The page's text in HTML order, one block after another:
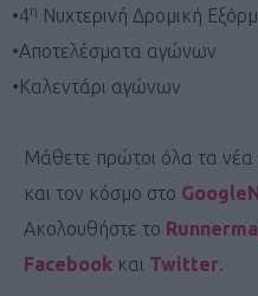
•4η Νυχτερινή Δρομική
•Αποτελέσματα αγώνων
•Καλεντάρι αγώνων
Μάθετε πρώτοι όλα τα νέα
και τον κόσμο στο
Ακολουθήστε το
Facebook και Twitter.